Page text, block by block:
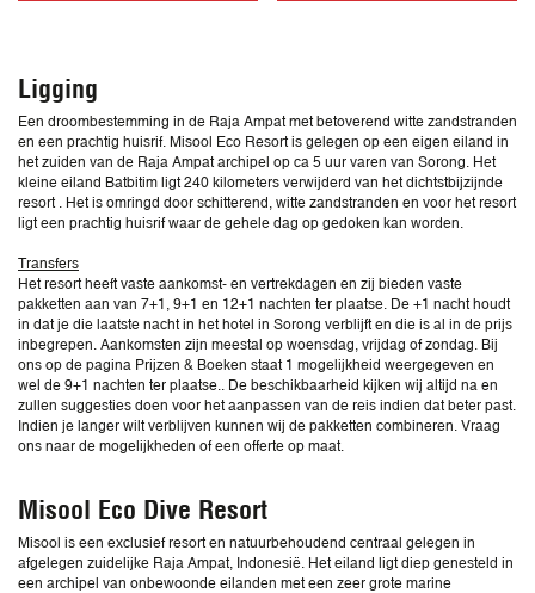
Ligging
Een droombestemming in de Raja Ampat met betoverend witte zandstranden
en een prachtig huisrif. Misool Eco Resort is gelegen op een eigen eiland in
het zuiden van de Raja Ampat archipel op ca 5 uur varen van Sorong. Het
kleine eiland Batbitim ligt 240 kilometers verwijderd van het dichtstbijzijnde
resort . Het is omringd door schitterend, witte zandstranden en voor het resort
ligt een prachtig huisrif waar de gehele dag op gedoken kan worden.
Transfers
Het resort heeft vaste aankomst- en vertrekdagen en zij bieden vaste
pakketten aan van 7+1, 9+1 en 12+1 nachten ter plaatse. De +1 nacht houdt
in dat je die laatste nacht in het hotel in Sorong verblijft en die is al in de prijs
inbegrepen. Aankomsten zijn meestal op woensdag, vrijdag of zondag. Bij
ons op de pagina Prijzen & Boeken staat 1 mogelijkheid weergegeven en
wel de 9+1 nachten ter plaatse.. De beschikbaarheid kijken wij altijd na en
zullen suggesties doen voor het aanpassen van de reis indien dat beter past.
Indien je langer wilt verblijven kunnen wij de pakketten combineren. Vraag
ons naar de mogelijkheden of een offerte op maat.
Misool Eco Dive Resort
Misool is een exclusief resort en natuurbehoudend centraal gelegen in
afgelegen zuidelijke Raja Ampat, Indonesië. Het eiland ligt diep genesteld in
een archipel van onbewoonde eilanden met een zeer grote marine